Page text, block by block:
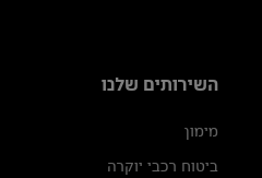
השירותים שלנו
מימון
ביטוח רכבי יוקרה